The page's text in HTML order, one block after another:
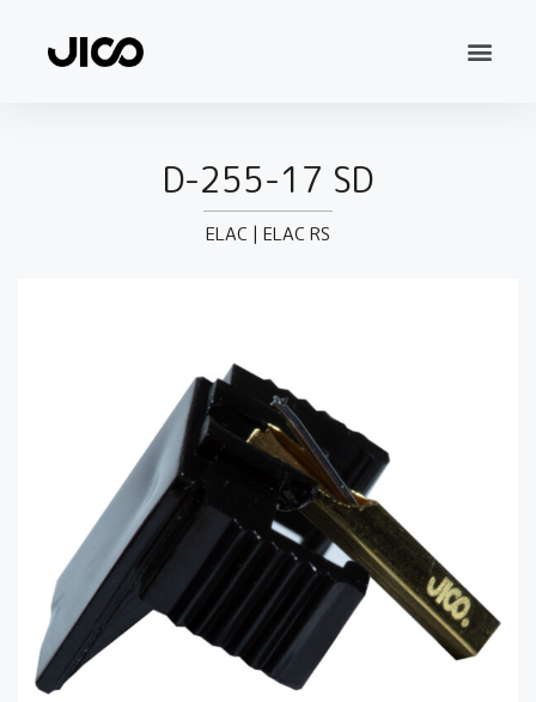
D-255-17 SD
ELAC | ELAC RS